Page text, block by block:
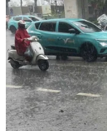
kinh tế
15/12/2023 04:33
Ngân hàng Trung
tăng trưởng kinh tế
động của lãi suất cao
chung châu Âu